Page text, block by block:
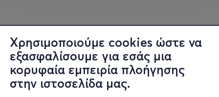
Χρησιμοποιούμε cookies ώστε να
εξασφαλίσουμε για εσάς μια
κορυφαία εμπειρία πλοήγησης
στην ιστοσελίδα μας.